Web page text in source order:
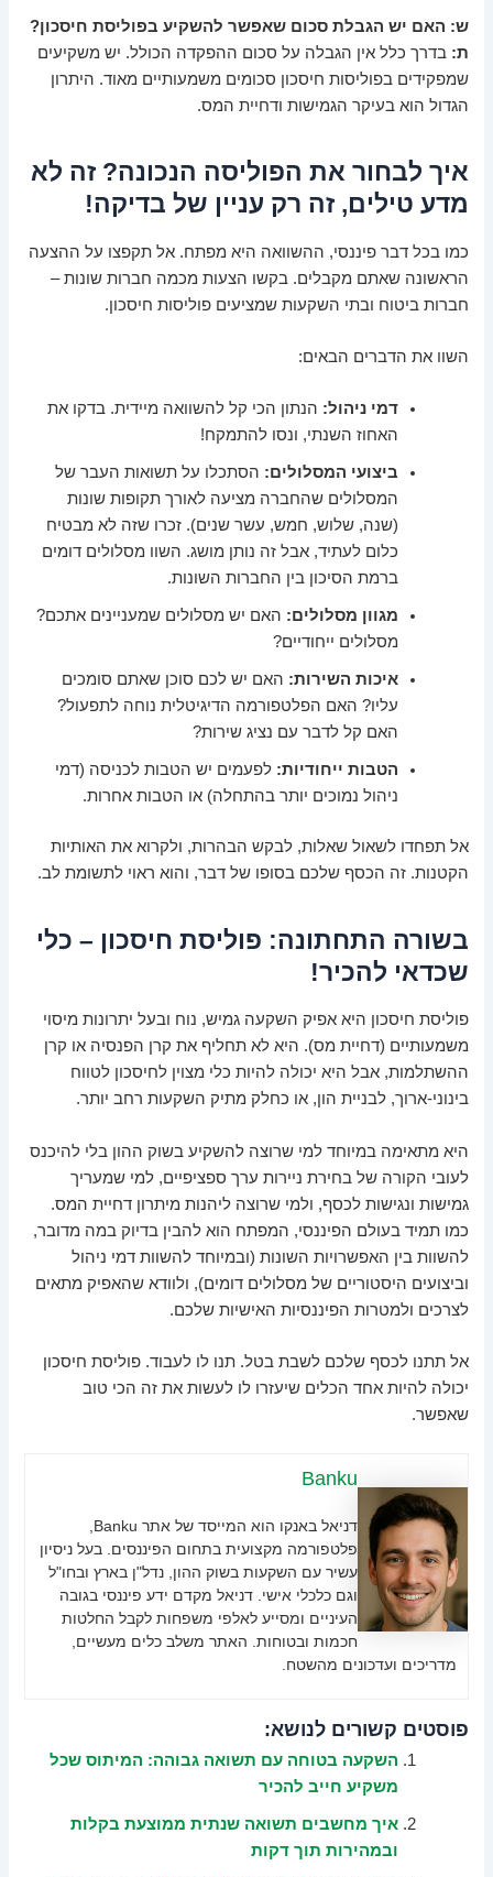
ש: האם יש הגבלת סכום שאפשר להשקיע בפוליסת חיסכון?
ת: בדרך כלל אין הגבלה על סכום ההפקדה הכולל. יש משקיעים
שמפקידים בפוליסות חיסכון סכומים משמעותיים מאוד. היתרון
הגדול הוא בעיקר הגמישות ודחיית המס.
איך לבחור את הפוליסה הנכונה? זה לא
מדע טילים, זה רק עניין של בדיקה!
כמו בכל דבר פיננסי, ההשוואה היא מפתח. אל תקפצו על ההצעה
הראשונה שאתם מקבלים. בקשו הצעות מכמה חברות שונות –
חברות ביטוח ובתי השקעות שמציעים פוליסות חיסכון.
השוו את הדברים הבאים:
דמי ניהול: הנתון הכי קל להשוואה מיידית. בדקו את
האחוז השנתי, ונסו להתמקח!
ביצועי המסלולים: הסתכלו על תשואות העבר של
המסלולים שהחברה מציעה לאורך תקופות שונות
(שנה, שלוש, חמש, עשר שנים). זכרו שזה לא מבטיח
כלום לעתיד, אבל זה נותן מושג. השוו מסלולים דומים
ברמת הסיכון בין החברות השונות.
מגוון מסלולים: האם יש מסלולים שמעניינים אתכם?
מסלולים ייחודיים?
איכות השירות: האם יש לכם סוכן שאתם סומכים
עליו? האם הפלטפורמה הדיגיטלית נוחה לתפעול?
האם קל לדבר עם נציג שירות?
הטבות ייחודיות: לפעמים יש הטבות לכניסה (דמי
ניהול נמוכים יותר בהתחלה) או הטבות אחרות.
אל תפחדו לשאול שאלות, לבקש הבהרות, ולקרוא את האותיות
הקטנות. זה הכסף שלכם בסופו של דבר, והוא ראוי לתשומת לב.
בשורה התחתונה: פוליסת חיסכון – כלי
שכדאי להכיר!
פוליסת חיסכון היא אפיק השקעה גמיש, נוח ובעל יתרונות מיסוי
משמעותיים (דחיית מס). היא לא תחליף את קרן הפנסיה או קרן
ההשתלמות, אבל היא יכולה להיות כלי מצוין לחיסכון לטווח
בינוני-ארוך, לבניית הון, או כחלק מתיק השקעות רחב יותר.
היא מתאימה במיוחד למי שרוצה להשקיע בשוק ההון בלי להיכנס
לעובי הקורה של בחירת ניירות ערך ספציפיים, למי שמעריך
גמישות ונגישות לכסף, ולמי שרוצה ליהנות מיתרון דחיית המס.
כמו תמיד בעולם הפיננסי, המפתח הוא להבין בדיוק במה מדובר,
להשוות בין האפשרויות השונות (ובמיוחד להשוות דמי ניהול
וביצועים היסטוריים של מסלולים דומים), ולוודא שהאפיק מתאים
לצרכים ולמטרות הפיננסיות האישיות שלכם.
אל תתנו לכסף שלכם לשבת בטל. תנו לו לעבוד. פוליסת חיסכון
יכולה להיות אחד הכלים שיעזרו לו לעשות את זה הכי טוב
שאפשר.
Banku
דניאל באנקו הוא המייסד של אתר Banku,
פלטפורמה מקצועית בתחום הפיננסים. בעל ניסיון
עשיר עם השקעות בשוק ההון, נדל"ן בארץ ובחו"ל
וגם כלכלי אישי. דניאל מקדם ידע פיננסי בגובה
העיניים ומסייע לאלפי משפחות לקבל החלטות
חכמות ובטוחות. האתר משלב כלים מעשיים,
מדריכים ועדכונים מהשטח.
פוסטים קשורים לנושא:
השקעה בטוחה עם תשואה גבוהה: המיתוס שכל
משקיע חייב להכיר
איך מחשבים תשואה שנתית ממוצעת בקלות
ובמהירות תוך דקות